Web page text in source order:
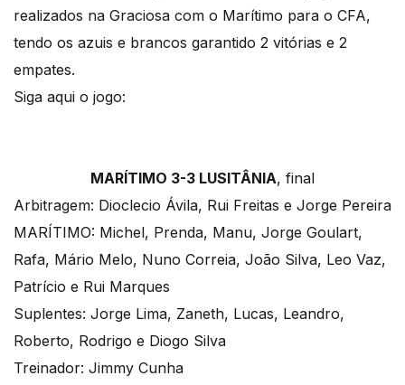
realizados na Graciosa com o Marítimo para o CFA,
tendo os azuis e brancos garantido 2 vitórias e 2
empates.
Siga aqui o jogo:
MARÍTIMO 3-3 LUSITÂNIA, final
Arbitragem: Dioclecio Ávila, Rui Freitas e Jorge Pereira
MARÍTIMO: Michel, Prenda, Manu, Jorge Goulart,
Rafa, Mário Melo, Nuno Correia, João Silva, Leo Vaz,
Patrício e Rui Marques
Suplentes: Jorge Lima, Zaneth, Lucas, Leandro,
Roberto, Rodrigo e Diogo Silva
Treinador: Jimmy Cunha